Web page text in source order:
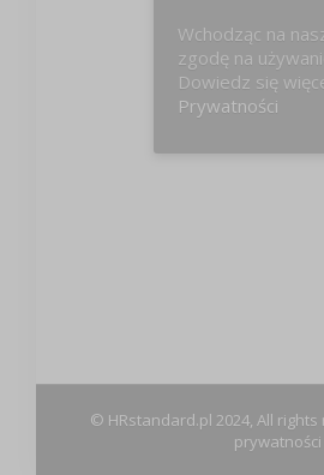
© HRstandard.pl 2024, All
prywatności
Wchodząc na
zgodę na
Dowiedz się
Prywatności